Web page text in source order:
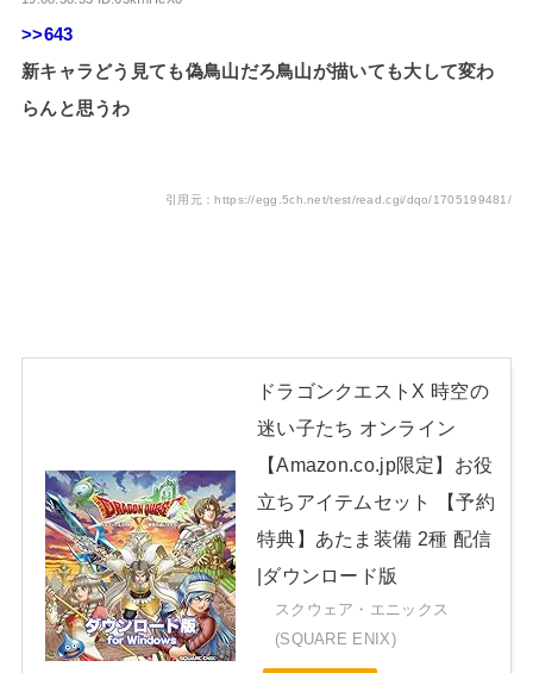
>>643
新キャラどう見ても偽鳥山だろ鳥山が描いても大して変わ
らんと思うわ
引用元：https://egg.5ch.net/test/read.cgi/dqo/1705199481/
ドラゴンクエストX 時空の
迷い子たち オンライン
【Amazon.co.jp限定】お役
立ちアイテムセット 【予約
特典】あたま装備 2種 配信
|ダウンロード版
スクウェア・エニックス
(SQUARE ENIX)